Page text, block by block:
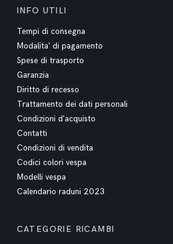
INFO UTILI
Tempi di consegna
Modalita' di pagamento
Spese di trasporto
Garanzia
Diritto di recesso
Trattamento dei dati personali
Condizioni d'acquisto
Contatti
Condizioni di vendita
Codici colori vespa
Modelli vespa
Calendario raduni 2023
CATEGORIE RICAMBI